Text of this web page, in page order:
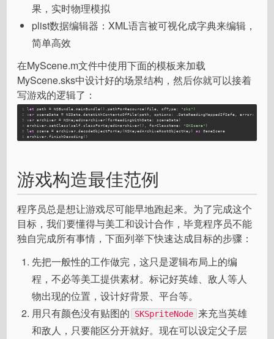
果，实时物理模拟
plist数据编辑器：XML语言被可视化成字典来编辑，
简单高效
在MyScene.m文件中使用下面的模板来加载
MyScene.sks中设计好的场景结构，然后你就可以接着
写游戏的逻辑了：
1
2
3
4
5
6
let path = NSBundle.mainBundle().pathForResource(file, ofType: "sks" )
var sceneData = NSData.dataWithContentsOfFile(path, options : .DataReadingMappedIfSafe, error: nil)
var archiver = NSKeyedUnarchiver(forReadingWithData: sceneData)
archiver.setClass(self.classForKeyedUnarchiver(), forClassName: "SKScene" )
let
scene = archiver.decodeObjectForKey(NSKeyedArchiveRootObjectKey) as
GameScene
archiver.finishDecoding()
游戏构造最佳范例
程序员总是想让游戏尽可能早地跑起来。为了完成这个
目标，我们要懂得与美工和设计合作，毕竟程序员不能
独自完成所有事情，下面列举下快速达成目标的步骤：
先把一般性的工作做完，这只是逻辑布局上的编
程，不必等美工提供素材。标记好英雄、敌人等人
物出现的位置，设计好背景、平台等。
用只有颜色没有贴图的
SKSpriteNode 来充当英雄
和敌人，只要能区分开就好。现在可以设定父子层